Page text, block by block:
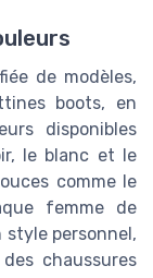
de modèles,
boots, en
disponibles
le blanc et le
comme le
femme de
style personnel,
chaussures